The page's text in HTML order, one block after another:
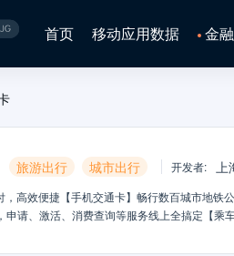
首页 移动应用数据 金
旅游出行 城市出行 开发者: 上
，高效便捷【手机交通卡】畅行数百城市地铁
申请、激活、消费查询等服务线上全搞定【
本地生活，丰富优惠【Pass通票】